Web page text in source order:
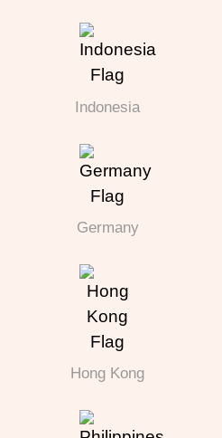
Indonesia
Germany
Hong Kong